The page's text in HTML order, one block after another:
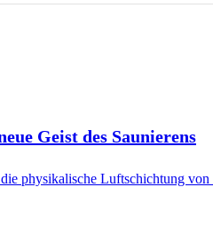
Geist des Saunierens